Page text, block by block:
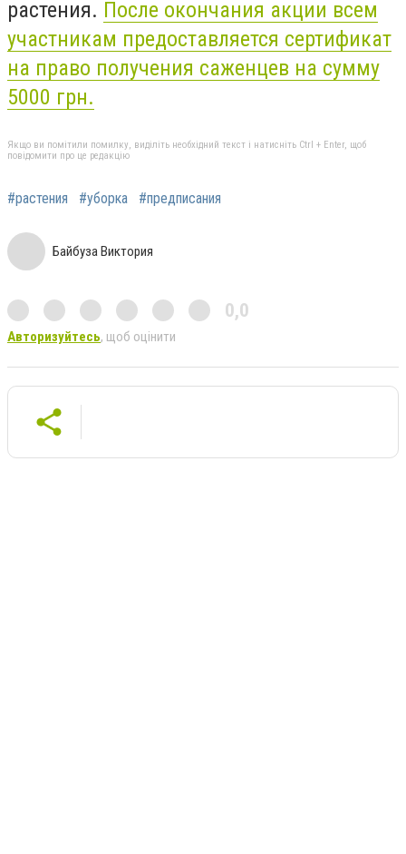
растения. После окончания акции всем
участникам предоставляется сертификат
на право получения саженцев на сумму
5000 грн.
Якщо ви помітили помилку, виділіть необхідний текст і натисніть Ctrl + Enter, щоб
повідомити про це редакцію
#растения #уборка #предписания
Байбуза Виктория
0,0
Авторизуйтесь, щоб оцінити